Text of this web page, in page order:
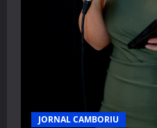
JORNAL CAMBORIU